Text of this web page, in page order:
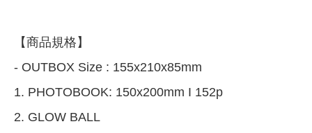
【商品規格】
- OUTBOX Size : 155x210x85mm
1. PHOTOBOOK: 150x200mm I 152p
2. GLOW BALL